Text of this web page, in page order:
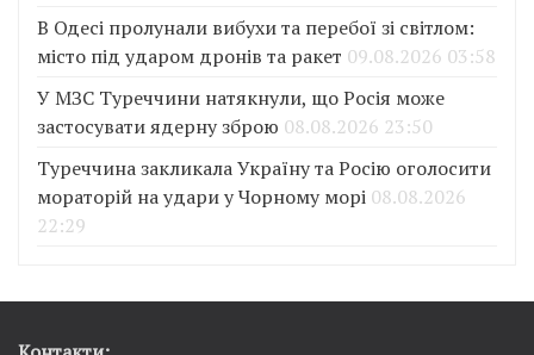
В Одесі пролунали вибухи та перебої зі світлом:
місто під ударом дронів та ракет 09.08.2026 03:58
У МЗС Туреччини натякнули, що Росія може
застосувати ядерну зброю 08.08.2026 23:50
Туреччина закликала Україну та Росію оголосити
мораторій на удари у Чорному морі 08.08.2026
22:29